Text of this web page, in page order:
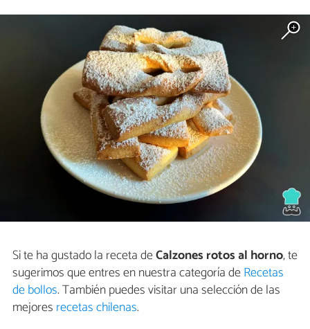
Si te ha gustado la receta deCalzones rotos al horno, te
sugerimos que entres en nuestra categoría deRecetas
de bollos. También puedes visitar una selección de las
mejores recetas chilenas.